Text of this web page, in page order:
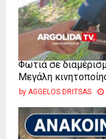
Φωτιά σε
Μεγάλη
by AGGELOS DRITSAS